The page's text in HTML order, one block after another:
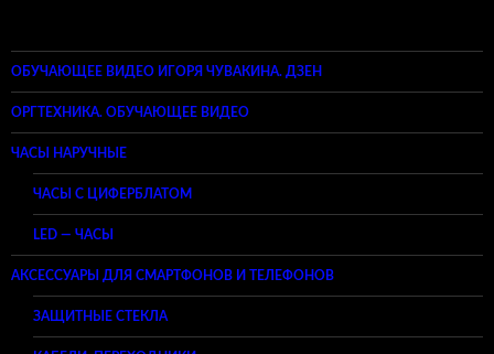
ОБУЧАЮЩЕЕ ВИДЕО ИГОРЯ ЧУВАКИНА. ДЗЕН
ОРГТЕХНИКА. ОБУЧАЮЩЕЕ ВИДЕО
ЧАСЫ НАРУЧНЫЕ
ЧАСЫ С ЦИФЕРБЛАТОМ
LED — ЧАСЫ
АКСЕССУАРЫ ДЛЯ СМАРТФОНОВ И ТЕЛЕФОНОВ
ЗАЩИТНЫЕ СТЕКЛА